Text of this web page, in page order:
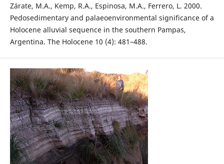
Zárate, M.A., Kemp, R.A., Espinosa, M.A., Ferrero, L. 2000.
Pedosedimentary and palaeoenvironmental significance of a
Holocene alluvial sequence in the southern Pampas,
Argentina. The Holocene 10 (4): 481–488.